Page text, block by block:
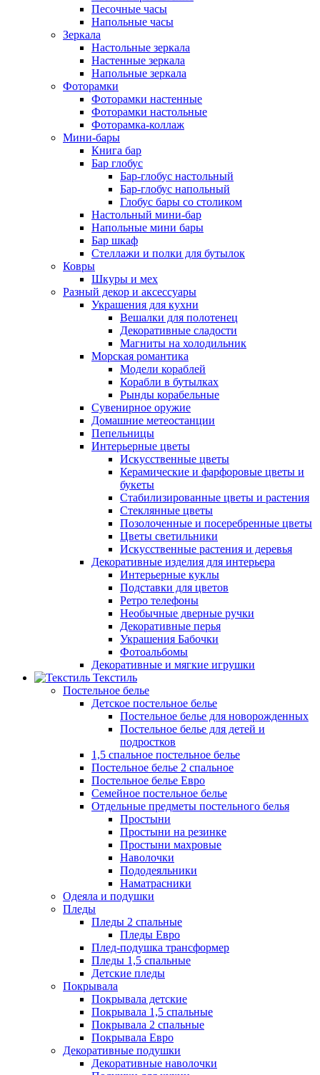
Песочные часы
Напольные часы
Зеркала
Настольные зеркала
Настенные зеркала
Напольные зеркала
Фоторамки
Фоторамки настенные
Фоторамки настольные
Фоторамка-коллаж
Мини-бары
Книга бар
Бар глобус
Бар-глобус настольный
Бар-глобус напольный
Глобус бары со столиком
Настольный мини-бар
Напольные мини бары
Бар шкаф
Стеллажи и полки для бутылок
Ковры
Шкуры и мех
Разный декор и аксессуары
Украшения для кухни
Вешалки для полотенец
Декоративные сладости
Магниты на холодильник
Морская романтика
Модели кораблей
Корабли в бутылках
Рынды корабельные
Сувенирное оружие
Домашние метеостанции
Пепельницы
Интерьерные цветы
Искусственные цветы
Керамические и фарфоровые цветы и
букеты
Стабилизированные цветы и растения
Стеклянные цветы
Позолоченные и посеребренные цветы
Цветы светильники
Искусственные растения и деревья
Декоративные изделия для интерьера
Интерьерные куклы
Подставки для цветов
Ретро телефоны
Необычные дверные ручки
Декоративные перья
Украшения Бабочки
Фотоальбомы
Декоративные и мягкие игрушки
Текстиль
Постельное белье
Детское постельное белье
Постельное белье для новорожденных
Постельное белье для детей и
подростков
1,5 спальное постельное белье
Постельное белье 2 спальное
Постельное белье Евро
Семейное постельное белье
Отдельные предметы постельного белья
Простыни
Простыни на резинке
Простыни махровые
Наволочки
Пододеяльники
Наматрасники
Одеяла и подушки
Пледы
Пледы 2 спальные
Пледы Евро
Плед-подушка трансформер
Пледы 1,5 спальные
Детские пледы
Покрывала
Покрывала детские
Покрывала 1,5 спальные
Покрывала 2 спальные
Покрывала Евро
Декоративные подушки
Декоративные наволочки